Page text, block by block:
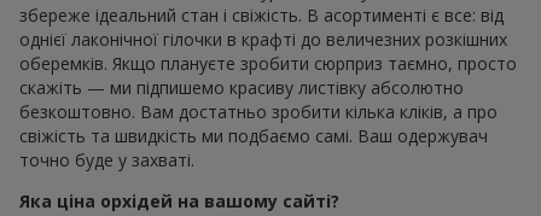
збереже ідеальний стан і свіжість. В асортименті є все: від
однієї лаконічної гілочки в крафті до величезних розкішних
оберемків. Якщо плануєте зробити сюрприз таємно, просто
скажіть — ми підпишемо красиву листівку абсолютно
безкоштовно. Вам достатньо зробити кілька кліків, а про
свіжість та швидкість ми подбаємо самі. Ваш одержувач
точно буде у захваті.
Яка ціна орхідей на вашому сайті?